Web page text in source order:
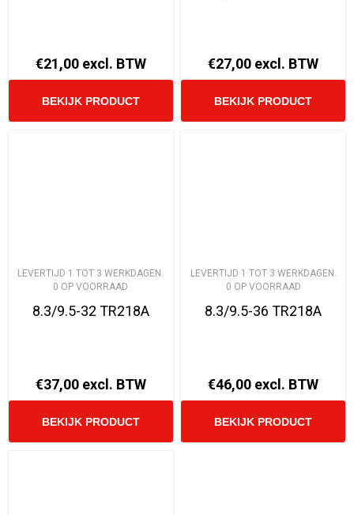
€21,00 excl. BTW €27,00 excl. BTW
LEVERTIJD 1 TOT 3 WERKDAGEN.
0 OP VOORRAAD
8.3/9.5-32 TR218A
€37,00 excl. BTW
LEVERTIJD 1 TOT 3 WERKDAGEN.
0 OP VOORRAAD
8.3/9.5-36 TR218A
€46,00 excl. BTW